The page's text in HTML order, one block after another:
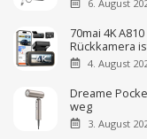
6. August
70mai 4K
Rückkamera
4. August
Dreame
weg
3. August